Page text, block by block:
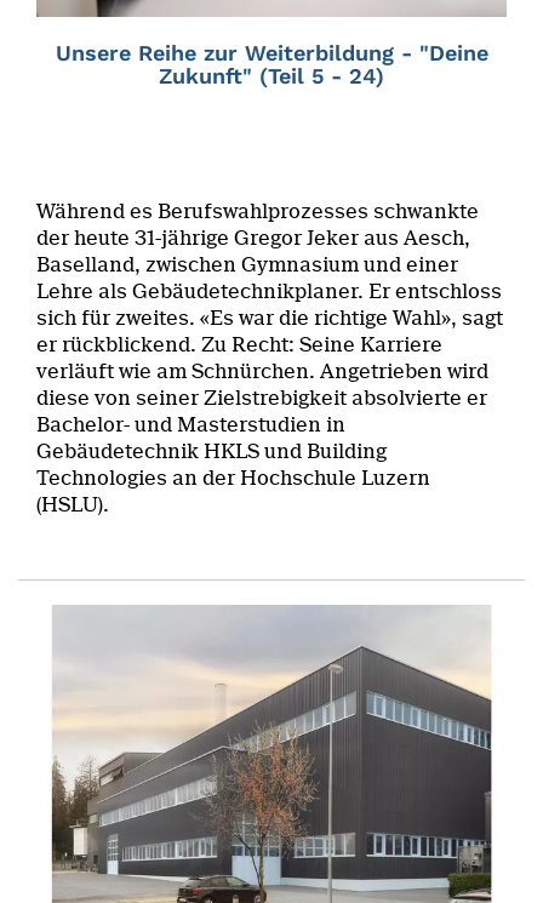
Unsere Reihe zur Weiterbildung - "Deine
Zukunft" (Teil 5 - 24)
Während es Berufswahlprozesses schwankte
der heute 31-jährige Gregor Jeker aus Aesch,
Baselland, zwischen Gymnasium und einer
Lehre als Gebäudetechnikplaner. Er entschloss
sich für zweites. «Es war die richtige Wahl», sagt
er rückblickend. Zu Recht: Seine Karriere
verläuft wie am Schnürchen. Angetrieben wird
diese von seiner Zielstrebigkeit absolvierte er
Bachelor- und Masterstudien in
Gebäudetechnik HKLS und Building
Technologies an der Hochschule Luzern
(HSLU).